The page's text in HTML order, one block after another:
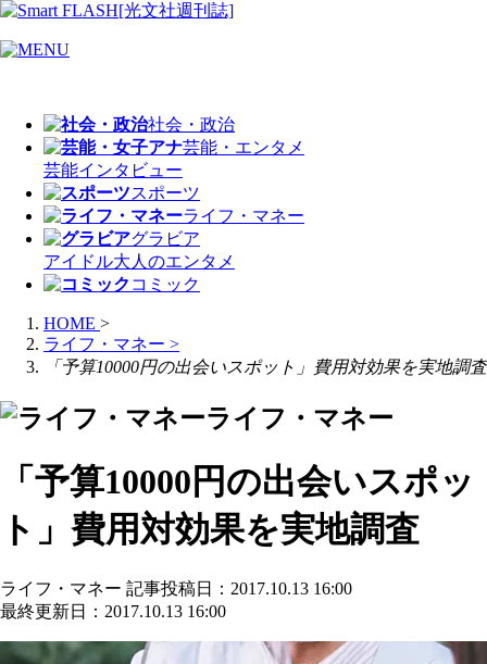
社会・政治
芸能・エンタメ
芸能インタビュー
スポーツ
ライフ・マネー
グラビア
アイドル大人のエンタメ
コミック
HOME >
ライフ・マネー >
「予算10000円の出会いスポット」費用対効果を実地調査
ライフ・マネー
「予算10000円の出会いスポッ
ト」費用対効果を実地調査
ライフ・マネー 記事投稿日：2017.10.13 16:00
最終更新日：2017.10.13 16:00